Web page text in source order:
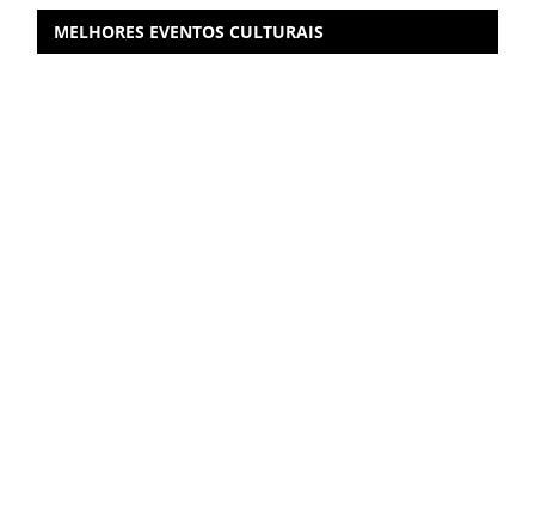
MELHORES EVENTOS CULTURAIS